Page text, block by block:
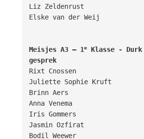
Liz Zeldenrust
Elske van der Weij
Meisjes A3 – 1e Klasse -
gesprek
Rixt Cnossen
Juliette Sophie Kruft
Brinn Aers
Anna Venema
Iris Gommers
Jasmin Ozfirat
Bodil Weewer